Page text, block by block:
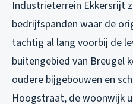
Industrieterrein Ekkersrijt
bedrijfspanden waar de
tachtig al lang voorbij de
buitengebied van Breugel
oudere bijgebouwen en
Hoogstraat, de woonwijk